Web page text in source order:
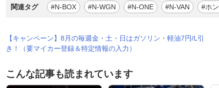
関連タグ #N-BOX #N-WGN #N-ONE #N-VAN #ホ
【キャンペーン】8月の毎週金・土・日はガソリン・軽油7円/L引
き！（要マイカー登録＆特定情報の入力）
こんな記事も読まれています